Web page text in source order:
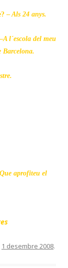
–Als 24 anys.
A l´escola del meu
Barcelona.
Que aprofiteu el
1 desembre 2008.